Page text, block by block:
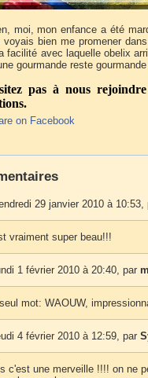
moi, mon enfance a été
voyais bien me promener
facilité avec laquelle obelix
gourmande reste
pas à nous
on Facebook
29 janvier 2010 à 10:53,
vraiment super beau!!!
1 février 2010 à 20:40, par
mot: WAOUW,
4 février 2010 à 12:59, par
c'est une merveille !!!! on ne